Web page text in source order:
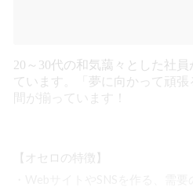
20～30代の和気藹々とした社員
ています。「夢に向かって頑張
間が揃っています！
【オセロの特徴】